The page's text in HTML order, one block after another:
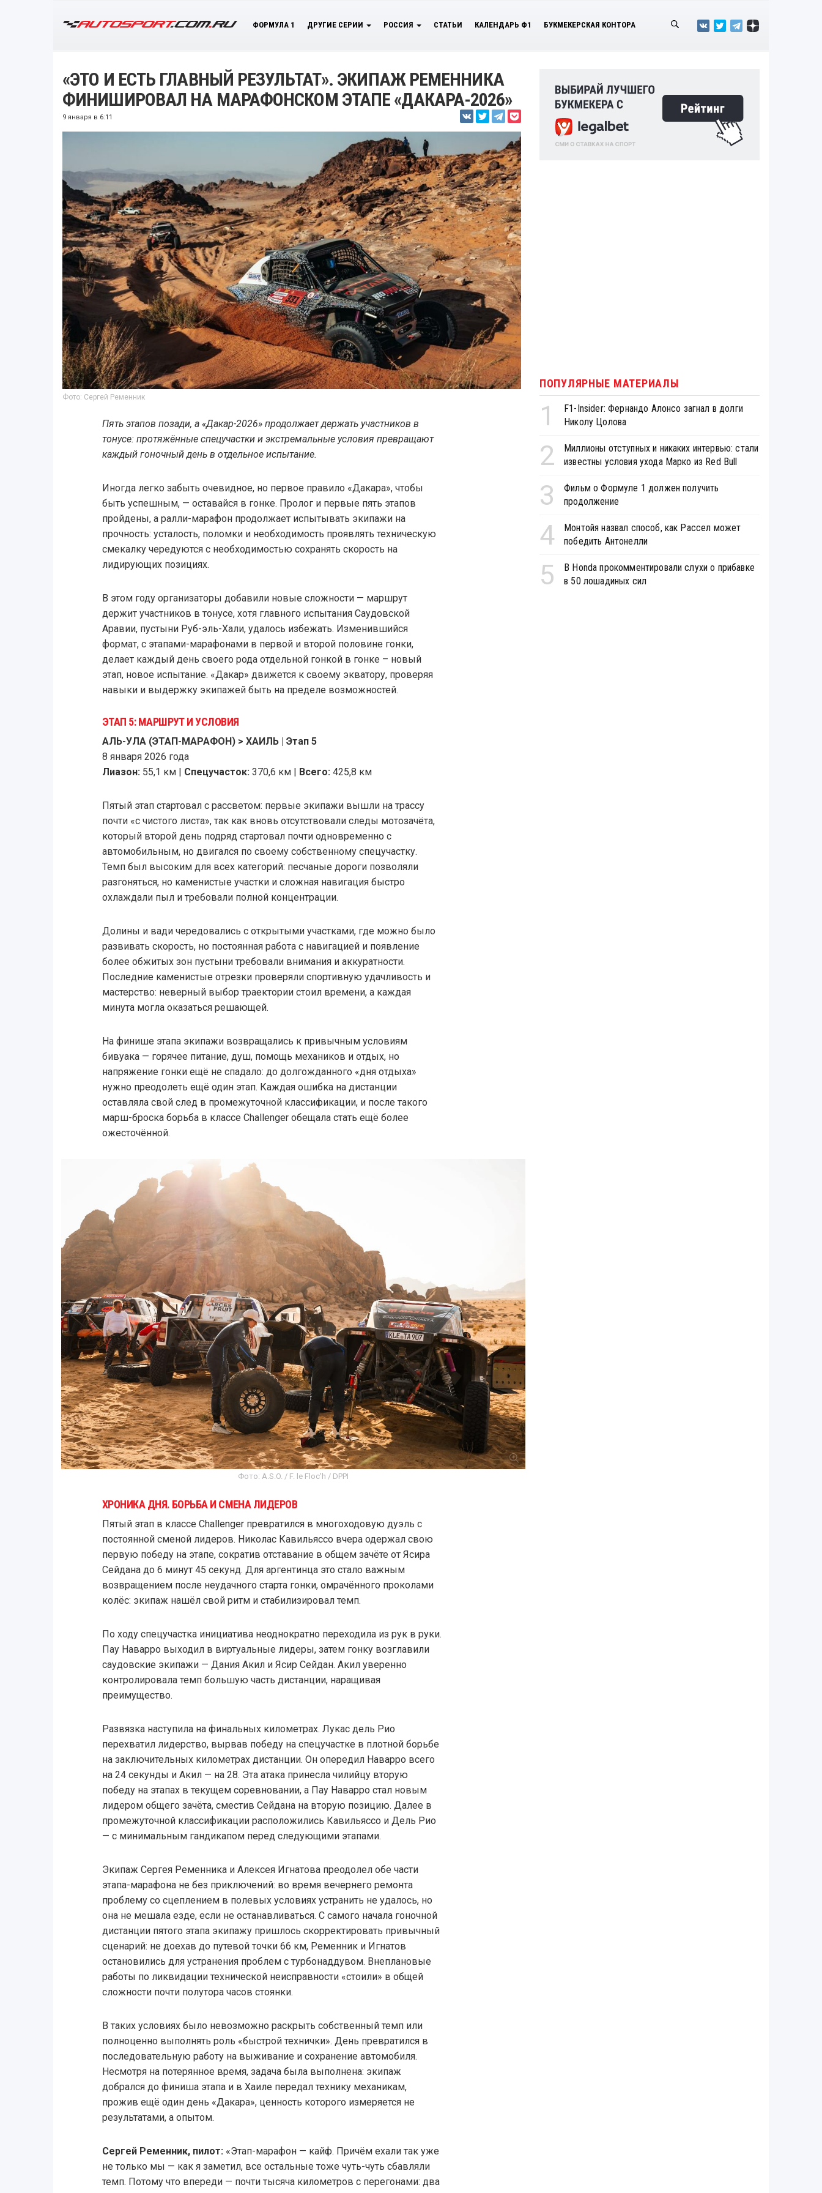
ФОРМУЛА 1 ДРУГИЕ СЕРИИ РОССИЯ СТАТЬИ КАЛЕНДАРЬ Ф1 БУКМЕКЕРСКАЯ КОНТОРА
«ЭТО И ЕСТЬ ГЛАВНЫЙ РЕЗУЛЬТАТ». ЭКИПАЖ РЕМЕННИКА
ФИНИШИРОВАЛ НА МАРАФОНСКОМ ЭТАПЕ «ДАКАРА-2026»
9 января в 6:11
Фото: Сергей Ременник
Пять этапов позади, а «Дакар-2026» продолжает держать участников в
тонусе: протяжённые спецучастки и экстремальные условия превращают
каждый гоночный день в отдельное испытание.
Иногда легко забыть очевидное, но первое правило «Дакара», чтобы
быть успешным, — оставайся в гонке. Пролог и первые пять этапов
пройдены, а ралли-марафон продолжает испытывать экипажи на
прочность: усталость, поломки и необходимость проявлять техническую
смекалку чередуются с необходимостью сохранять скорость на
лидирующих позициях.
В этом году организаторы добавили новые сложности — маршрут
держит участников в тонусе, хотя главного испытания Саудовской
Аравии, пустыни Руб-эль-Хали, удалось избежать. Изменившийся
формат, с этапами-марафонами в первой и второй половине гонки,
делает каждый день своего рода отдельной гонкой в гонке – новый
этап, новое испытание. «Дакар» движется к своему экватору, проверяя
навыки и выдержку экипажей быть на пределе возможностей.
ЭТАП 5: МАРШРУТ И УСЛОВИЯ
АЛЬ-УЛА (ЭТАП-МАРАФОН) > ХАИЛЬ | Этап 5
8 января 2026 года
Лиазон:55,1 км | Спецучасток:370,6 км | Всего:425,8 км
Пятый этап стартовал с рассветом: первые экипажи вышли на трассу
почти «с чистого листа», так как вновь отсутствовали следы мотозачёта,
который второй день подряд стартовал почти одновременно с
автомобильным, но двигался по своему собственному спецучастку.
Темп был высоким для всех категорий: песчаные дороги позволяли
разгоняться, но каменистые участки и сложная навигация быстро
охлаждали пыл и требовали полной концентрации.
Долины и вади чередовались с открытыми участками, где можно было
развивать скорость, но постоянная работа с навигацией и появление
более обжитых зон пустыни требовали внимания и аккуратности.
Последние каменистые отрезки проверяли спортивную удачливость и
мастерство: неверный выбор траектории стоил времени, а каждая
минута могла оказаться решающей.
На финише этапа экипажи возвращались к привычным условиям
бивуака — горячее питание, душ, помощь механиков и отдых, но
напряжение гонки ещё не спадало: до долгожданного «дня отдыха»
нужно преодолеть ещё один этап. Каждая ошибка на дистанции
оставляла свой след в промежуточной классификации, и после такого
марш-броска борьба в классе Challenger обещала стать ещё более
ожесточённой.
Фото: A.S.O. / F. le Floc'h / DPPI
ХРОНИКА ДНЯ. БОРЬБА И СМЕНА ЛИДЕРОВ
Пятый этап в классе Challenger превратился в многоходовую дуэль с
постоянной сменой лидеров. Николас Кавильяссо вчера одержал свою
первую победу на этапе, сократив отставание в общем зачёте от Ясира
Сейдана до 6 минут 45 секунд. Для аргентинца это стало важным
возвращением после неудачного старта гонки, омрачённого проколами
колёс: экипаж нашёл свой ритм и стабилизировал темп.
По ходу спецучастка инициатива неоднократно переходила из рук в руки.
Пау Наварро выходил в виртуальные лидеры, затем гонку возглавили
саудовские экипажи — Дания Акил и Ясир Сейдан. Акил уверенно
контролировала темп большую часть дистанции, наращивая
преимущество.
Развязка наступила на финальных километрах. Лукас дель Рио
перехватил лидерство, вырвав победу на спецучастке в плотной борьбе
на заключительных километрах дистанции. Он опередил Наварро всего
на 24 секунды и Акил — на 28. Эта атака принесла чилийцу вторую
победу на этапах в текущем соревновании, а Пау Наварро стал новым
лидером общего зачёта, сместив Сейдана на вторую позицию. Далее в
промежуточной классификации расположились Кавильяссо и Дель Рио
— с минимальным гандикапом перед следующими этапами.
Экипаж Сергея Ременника и Алексея Игнатова преодолел обе части
этапа-марафона не без приключений: во время вечернего ремонта
проблему со сцеплением в полевых условиях устранить не удалось, но
она не мешала езде, если не останавливаться. С самого начала гоночной
дистанции пятого этапа экипажу пришлось скорректировать привычный
сценарий: не доехав до путевой точки 66 км, Ременник и Игнатов
остановились для устранения проблем с турбонаддувом. Внеплановые
работы по ликвидации технической неисправности «стоили» в общей
сложности почти полутора часов стоянки.
В таких условиях было невозможно раскрыть собственный темп или
полноценно выполнять роль «быстрой технички». День превратился в
последовательную работу на выживание и сохранение автомобиля.
Несмотря на потерянное время, задача была выполнена: экипаж
добрался до финиша этапа и в Хаиле передал технику механикам,
прожив ещё один день «Дакара», ценность которого измеряется не
результатами, а опытом.
Сергей Ременник, пилот:«Этап-марафон — кайф. Причём ехали так уже
не только мы — как я заметил, все остальные тоже чуть-чуть сбавляли
темп. Потому что впереди — почти тысяча километров с перегонами: два
ПОПУЛЯРНЫЕ МАТЕРИАЛЫ
1
F1-Insider: Фернандо Алонсо загнал в долги
Николу Цолова
2
Миллионы отступных и никаких интервью: стали
известны условия ухода Марко из Red Bull
3
Фильм о Формуле 1 должен получить
продолжение
4
Монтойя назвал способ, как Рассел может
победить Антонелли
5
В Honda прокомментировали слухи о прибавке
в 50 лошадиных сил